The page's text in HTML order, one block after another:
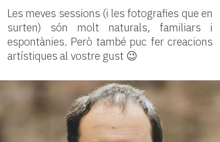
Les meves sessions (i les fotografies que en
surten) són molt naturals, familiars i
espontànies. Però també puc fer creacions
artístiques al vostre gust 😉